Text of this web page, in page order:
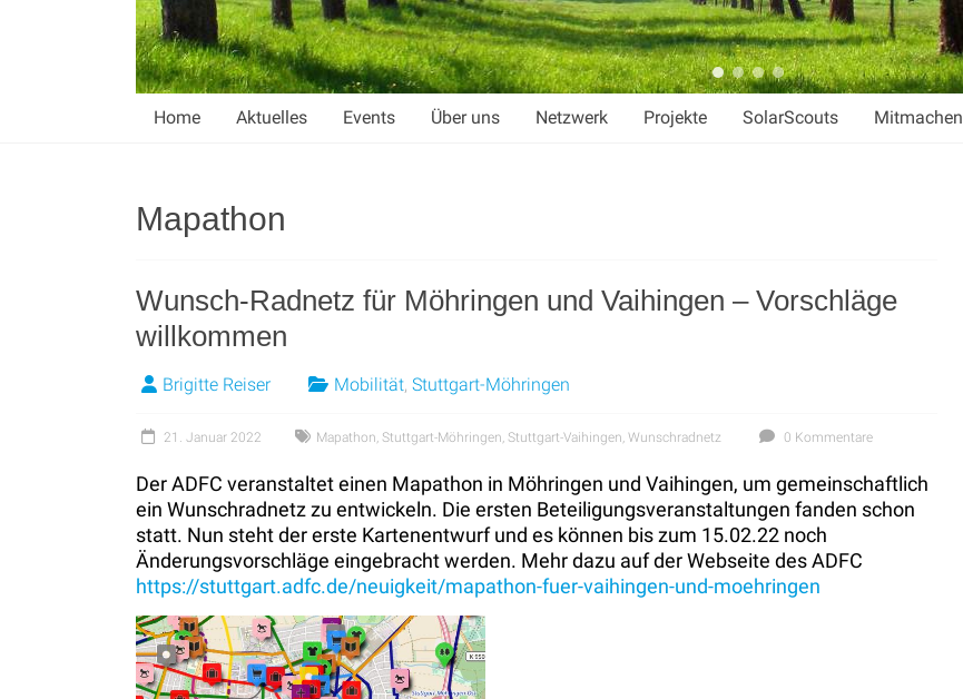
Home Aktuelles Events Über uns Netzwerk Projekte SolarScouts Mitmachen
Mapathon
Wunsch-Radnetz für Möhringen und Vaihingen – Vorschläge
willkommen
Brigitte Reiser Mobilität, Stuttgart-Möhringen
21. Januar 2022 Mapathon, Stuttgart-Möhringen, Stuttgart-Vaihingen, Wunschradnetz 0 Kommentare
Der ADFC veranstaltet einen Mapathon in Möhringen und Vaihingen, um gemeinschaftlich
ein Wunschradnetz zu entwickeln. Die ersten Beteiligungsveranstaltungen fanden schon
statt. Nun steht der erste Kartenentwurf und es können bis zum 15.02.22 noch
Änderungsvorschläge eingebracht werden. Mehr dazu auf der Webseite des ADFC
https://stuttgart.adfc.de/neuigkeit/mapathon-fuer-vaihingen-und-moehringen